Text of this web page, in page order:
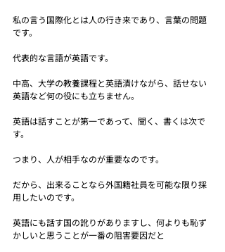
私の言う国際化とは人の行き来であり、言葉の問題
です。
代表的な言語が英語です。
中高、大学の教養課程と英語漬けながら、話せない
英語など何の役にも立ちません。
英語は話すことが第一であって、聞く、書くは次で
す。
つまり、人が相手なのが重要なのです。
だから、出来ることなら外国籍社員を可能な限り採
用したいのです。
英語にも話す国の訛りがありますし、何よりも恥ず
かしいと思うことが一番の阻害要因だと